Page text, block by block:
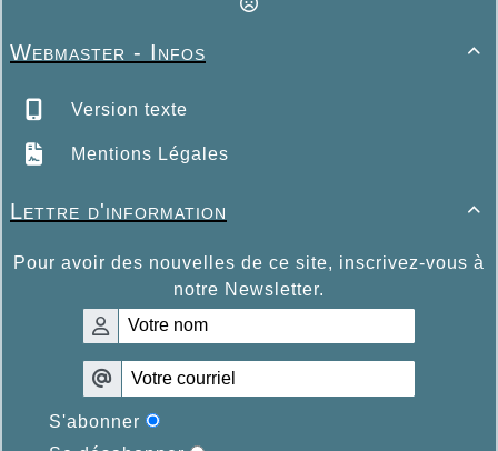

Webmaster - Infos
Version texte
Mentions Légales

Lettre d'information
Pour avoir des nouvelles de ce site, inscrivez-vous à
notre Newsletter.
S'abonner